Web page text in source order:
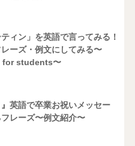
ティン」を英語で言ってみる！
ーズ・例文にしてみる〜
students〜
』英語で卒業お祝いメッセー
レーズ〜例文紹介〜